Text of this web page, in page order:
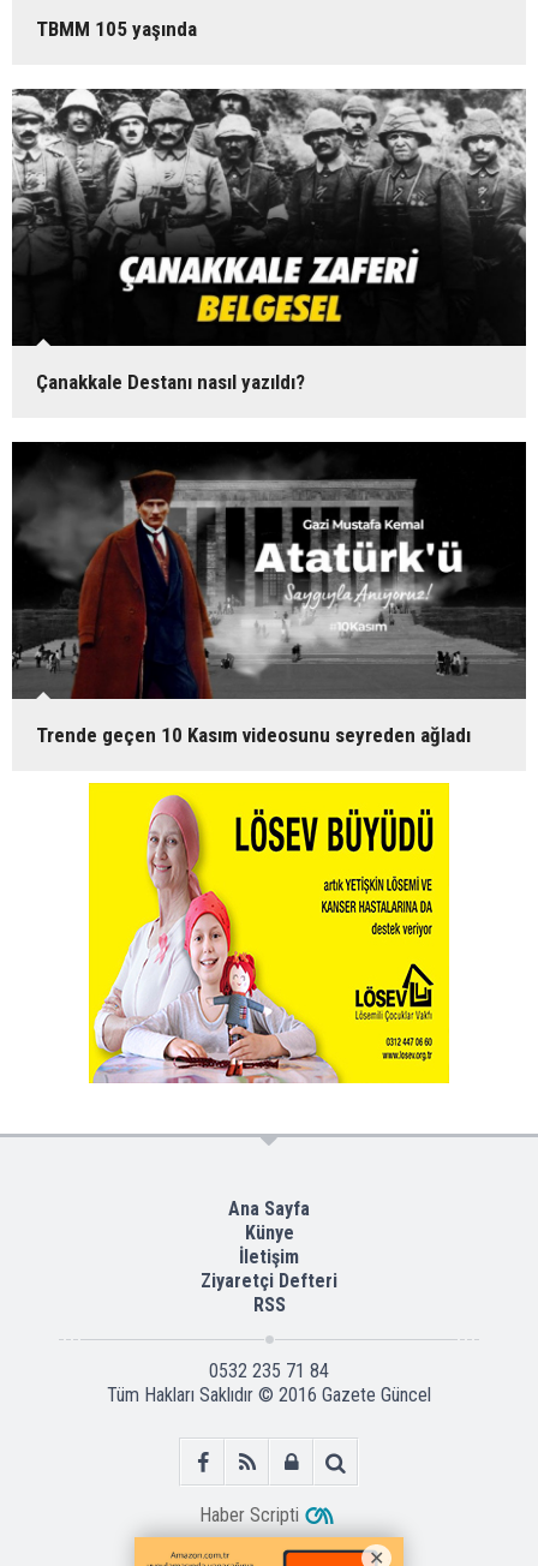
TBMM 105 yaşında
Çanakkale Destanı nasıl yazıldı?
Trende geçen 10 Kasım videosunu seyreden ağladı
Ana Sayfa
Künye
İletişim
Ziyaretçi Defteri
RSS
0532 235 71 84
Tüm Hakları Saklıdır © 2016 Gazete Güncel
Haber Scripti